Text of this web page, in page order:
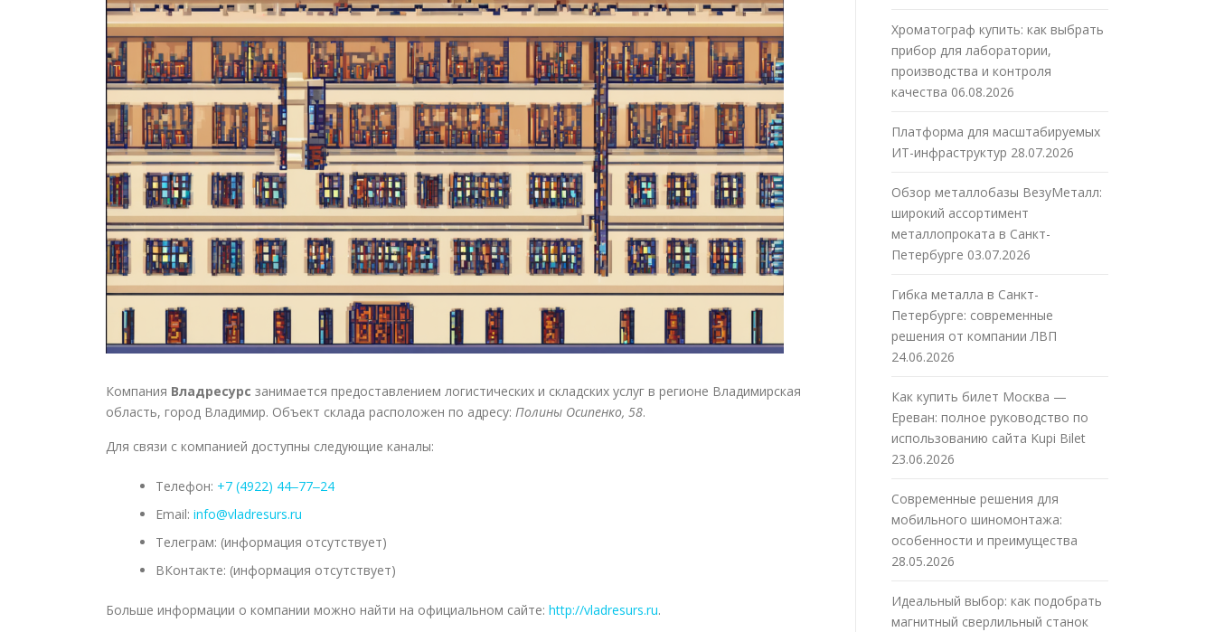
Компания Владресурс занимается предоставлением логистических и складских услуг в регионе Владимирская
область, город Владимир. Объект склада расположен по адресу: Полины Осипенко, 58.
Для связи с компанией доступны следующие каналы:
Телефон: +7 (4922) 44‒77‒24
Email: info@vladresurs.ru
Телеграм: (информация отсутствует)
ВКонтакте: (информация отсутствует)
Больше информации о компании можно найти на официальном сайте: http://vladresurs.ru.
Хроматограф купить: как выбрать
прибор для лаборатории,
производства и контроля
качества 06.08.2026
Платформа для масштабируемых
ИТ-инфраструктур 28.07.2026
Обзор металлобазы ВезуМеталл:
широкий ассортимент
металлопроката в Санкт-
Петербурге 03.07.2026
Гибка металла в Санкт-
Петербурге: современные
решения от компании ЛВП
24.06.2026
Как купить билет Москва —
Ереван: полное руководство по
использованию сайта Kupi Bilet
23.06.2026
Современные решения для
мобильного шиномонтажа:
особенности и преимущества
28.05.2026
Идеальный выбор: как подобрать
магнитный сверлильный станок